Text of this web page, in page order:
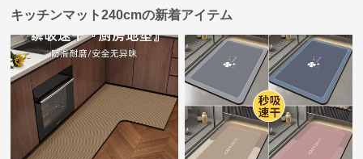
キッチンマット240cmの新着アイテム